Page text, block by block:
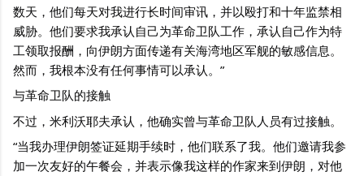
数天，他们每天对我进行长时间审讯，并以殴打和十年监禁相
威胁。他们要求我承认自己为革命卫队工作，承认自己作为特
工领取报酬，向伊朗方面传递有关海湾地区军舰的敏感信息。
然而，我根本没有任何事情可以承认。”
与革命卫队的接触
不过，米利沃耶夫承认，他确实曾与革命卫队人员有过接触。
“当我办理伊朗签证延期手续时，他们联系了我。他们邀请我参
加一次友好的午餐会，并表示像我这样的作家来到伊朗，对他